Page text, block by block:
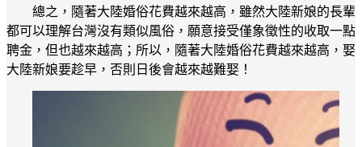
總之，隨著大陸婚俗花費越來越高，雖然大陸新娘的長輩
都可以理解台灣沒有類似風俗，願意接受僅象徵性的收取一點
聘金，但也越來越高；所以，隨著大陸婚俗花費越來越高，娶
大陸新娘要趁早，否則日後會越來越難娶！